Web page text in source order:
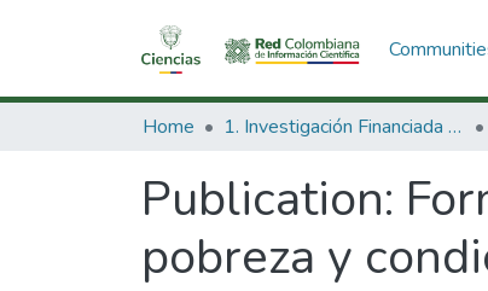
Home 1. Investigación Financiada con Recursos Públicos
Publication:
pobreza y